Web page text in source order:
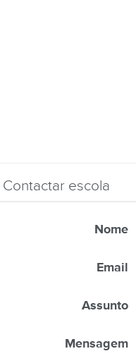
Contactar escola
Nome
Email
Assunto
Mensagem